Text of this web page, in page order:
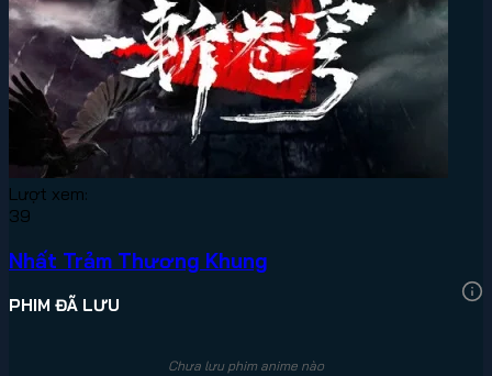
Lượt xem:
39
Nhất Trảm Thương Khung
PHIM ĐÃ LƯU
Chưa lưu phim anime nào